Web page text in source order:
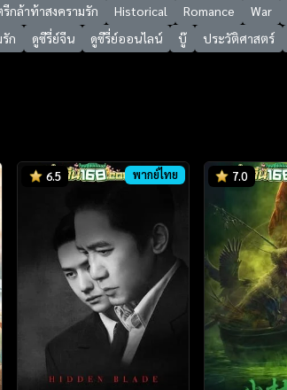
กล้าท้าสงครามรัก Historical Romance War
ก ดูซีรี่ย์จีน ดูซีรี่ย์ออนไลน์ บู๊ ประวัติศาสตร์
6.5 พากย์ไทย 7.0